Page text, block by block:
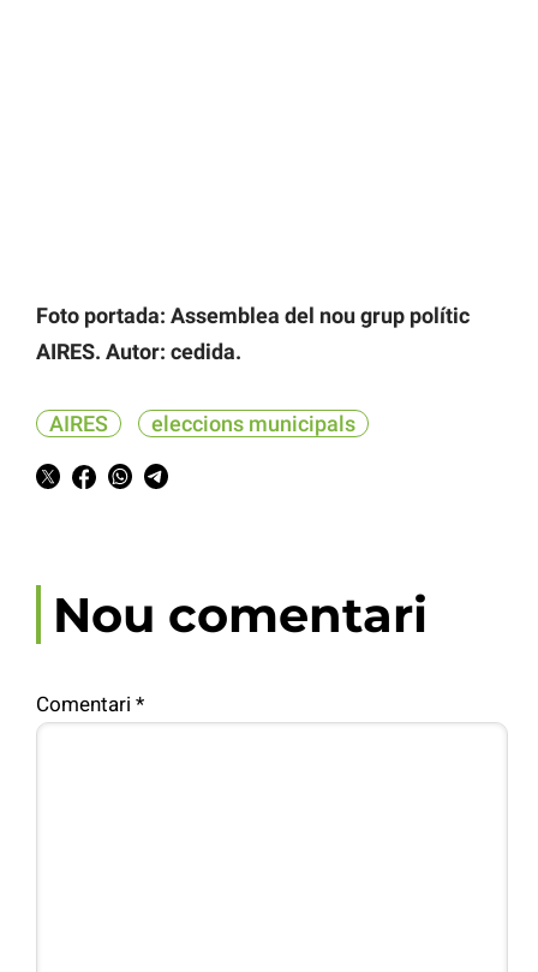
Foto portada: Assemblea del nou grup polític
AIRES. Autor: cedida.
AIRES eleccions municipals
Nou comentari
Comentari *